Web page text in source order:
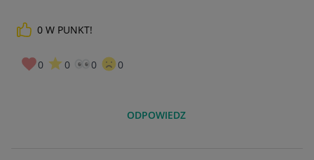
0 W PUNKT!
0 0 0 0
ODPOWIEDZ